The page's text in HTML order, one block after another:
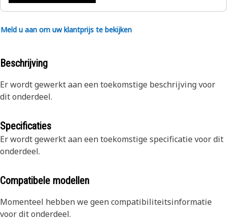
Meld u aan om uw klantprijs te bekijken
Beschrijving
Er wordt gewerkt aan een toekomstige beschrijving voor
dit onderdeel.
Specificaties
Er wordt gewerkt aan een toekomstige specificatie voor dit
onderdeel.
Compatibele modellen
Momenteel hebben we geen compatibiliteitsinformatie
voor dit onderdeel.